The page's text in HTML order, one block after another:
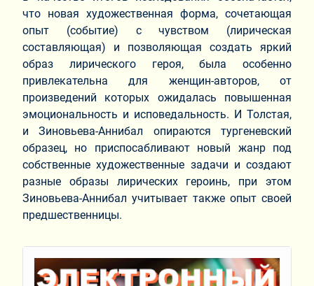
что новая художественная форма, сочетающая
опыт (событие) с чувством (лирическая
составляющая) и позволяющая создать яркий
образ лирического героя, была особенно
привлекательна для женщин-авторов, от
произведений которых ожидалась повышенная
эмоциональность и исповедальность. И Толстая,
и Зиновьева-Аннибал опираются тургеневский
образец, но приспосабливают новый жанр под
собственные художественные задачи и создают
разные образы лирических героинь, при этом
Зиновьева-Аннибал учитывает также опыт своей
предшественницы.